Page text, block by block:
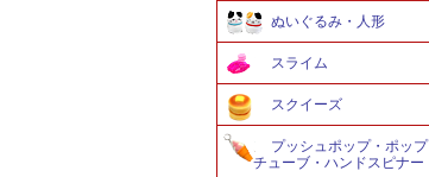
ぬいぐるみ・人形
スライム
スクイーズ
プッシュポップ・ポップ
チューブ・ハンドスピナー